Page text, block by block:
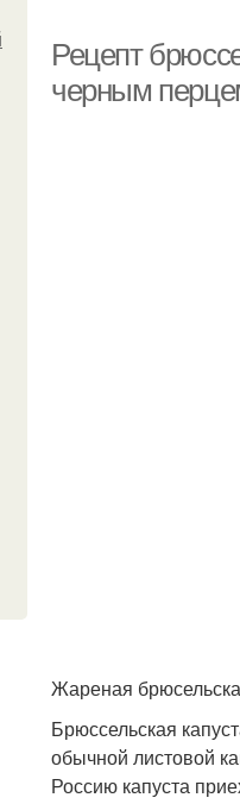
Рецепт
черным
Жареная
Брюссельская
обычной листовой
Россию капуста